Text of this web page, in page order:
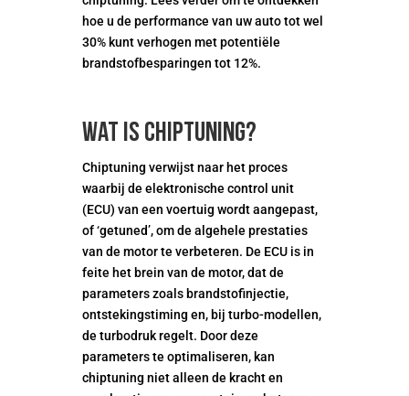
hoe u de performance van uw auto tot wel
30% kunt verhogen met potentiële
brandstofbesparingen tot 12%.
Wat is chiptuning?
Chiptuning verwijst naar het proces
waarbij de elektronische control unit
(ECU) van een voertuig wordt aangepast,
of ‘getuned’, om de algehele prestaties
van de motor te verbeteren. De ECU is in
feite het brein van de motor, dat de
parameters zoals brandstofinjectie,
ontstekingstiming en, bij turbo-modellen,
de turbodruk regelt. Door deze
parameters te optimaliseren, kan
chiptuning niet alleen de kracht en